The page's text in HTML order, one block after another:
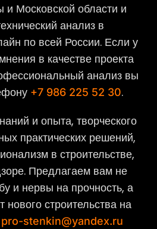
и Московской области и
анализ в
по всей России. Если у
в качестве проекта
анализ вы
+7 986 225 52 30.
и опыта, творческого
практических решений,
в строительстве,
Предлагаем вам не
и нервы на прочность, а
нового строительства на
pro-stenkin@yandex.ru